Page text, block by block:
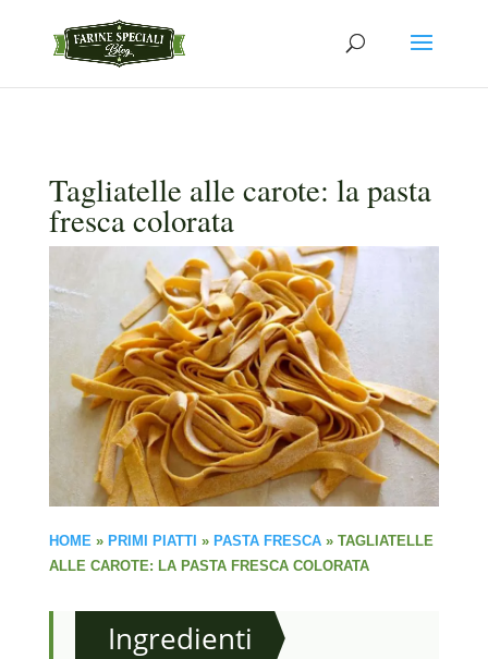
Tagliatelle alle carote: la pasta
fresca colorata
HOME » PRIMI PIATTI » PASTA FRESCA» TAGLIATELLE
ALLE CAROTE: LA PASTA FRESCA COLORATA
Ingredienti